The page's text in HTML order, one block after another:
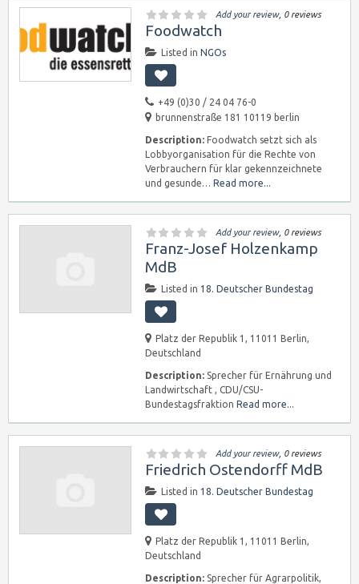
Add your review, 0 reviews
Foodwatch
Listed in NGOs
+49 (0)30 / 24 04 76-0
brunnenstraße 181 10119 berlin
Description: Foodwatch setzt sich als
Lobbyorganisation für die Rechte von
Verbrauchern für klar gekennzeichnete
und gesunde… Read more...
Add your review, 0 reviews
Franz-Josef Holzenkamp
MdB
Listed in 18. Deutscher Bundestag
Platz der Republik 1, 11011 Berlin,
Deutschland
Description: Sprecher für Ernährung und
Landwirtschaft , CDU/CSU-
Bundestagsfraktion Read more...
Add your review, 0 reviews
Friedrich Ostendorff MdB
Listed in 18. Deutscher Bundestag
Platz der Republik 1, 11011 Berlin,
Deutschland
Description: Sprecher für Agrarpolitik,